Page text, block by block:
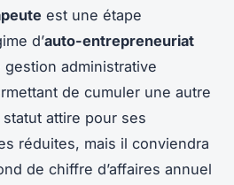
est une étape
d’auto-entrepreneuriat
administrative
de cumuler une autre
attire pour ses
réduites, mais il conviendra
de chiffre d’affaires annuel